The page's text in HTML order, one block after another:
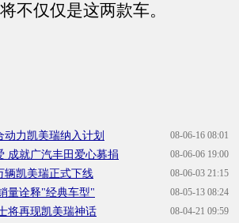
不仅仅是这两款车。
08-06-16 08:01
动力凯美瑞纳入计划
08-06-06 19:00
成就广汽丰田爱心募捐
08-06-03 21:15
辆凯美瑞正式下线
08-05-13 08:24
量诠释"经典车型"
08-04-21 09:59
将再现凯美瑞神话